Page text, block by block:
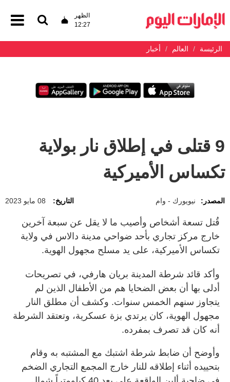
الظهر
12:27
الرئيسة العالم أخبار
9 قتلى في إطلاق نار بولاية
تكساس الأميركية
المصدر: نيويورك - وام التاريخ: 08 مايو 2023
قُتل تسعة أشخاص وأصيب ما لا يقل عن سبعة آخرين
خارج مركز تجاري بأحد ضواحي مدينة دالاس في ولاية
تكساس الأميركية، على يد مسلح مجهول الهوية.
وأكد قائد شرطة المدينة بريان هارفي، في تصريحات
أدلى بها أن بعض الضحايا هم من الأطفال الذين لم
يتجاوز سنهم الخمس سنوات. وكشف أن مطلق النار
مجهول الهوية، كان يرتدي بزة عسكرية، وتعتقد الشرطة
أنه كان قد تصرف بمفرده.
وأوضح أن ضابط شرطة اشتبك مع المشتبه به وقام
بتحييده أثناء إطلاقه للنار خارج المجمع التجاري الضخم